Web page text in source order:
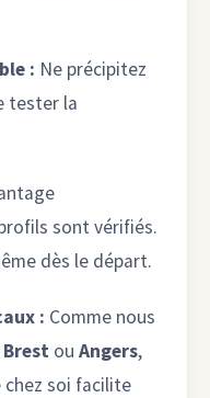
: Ne précipitez
tester la
sont vérifiés.
dès le départ.
: Comme nous
Brest ou Angers,
chez soi facilite